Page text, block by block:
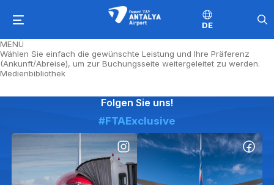
DE
MENÜ
Wählen Sie einfach die gewünschte Leistung und Ihre Präferenz
(Ankunft/Abreise), um zur Buchungsseite weitergeleitet zu werden.
Medienbibliothek
Folgen Sie uns!
#FTAExclusive